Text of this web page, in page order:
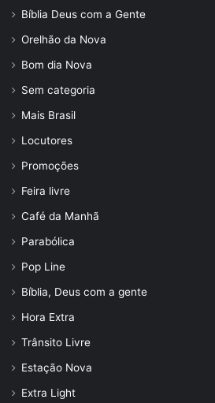
Bíblia Deus com a Gente
Orelhão da Nova
Bom dia Nova
Sem categoria
Mais Brasil
Locutores
Promoções
Feira livre
Café da Manhã
Parabólica
Pop Line
Bíblia, Deus com a gente
Hora Extra
Trânsito Livre
Estação Nova
Extra Light